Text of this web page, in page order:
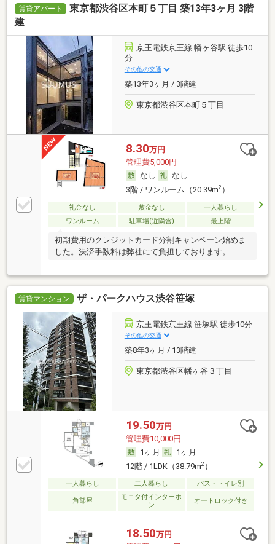
賃貸アパート
東京都渋谷区本町５丁目 築13年3ヶ月 3階
建
京王電鉄京王線 幡ヶ谷駅 徒歩10
分
その他の交通
築13年3ヶ月 / 3階建
東京都渋谷区本町５丁目
8.30万円
管理費5,000円
なし
なし
3階 / ワンルーム（20.39m2）
礼金なし 敷金なし
一人暮らし
ワンルーム
駐車場(近隣含) 最上階
初期費用のクレジットカード分割キャンペーン始めま
した。決済手数料は弊社にて負担しております。
賃貸マンション ザ・パークハウス渋谷笹塚
京王電鉄京王線 笹塚駅 徒歩10分
その他の交通
築8年3ヶ月 / 13階建
東京都渋谷区幡ヶ谷３丁目
19.50万円
管理費10,000円
1ヶ月
1ヶ月
12階 / 1LDK（38.79m2）
一人暮らし 二人暮らし バス・トイレ別
角部屋
モニタ付インターホ
ン
オートロック付き
18.50万円